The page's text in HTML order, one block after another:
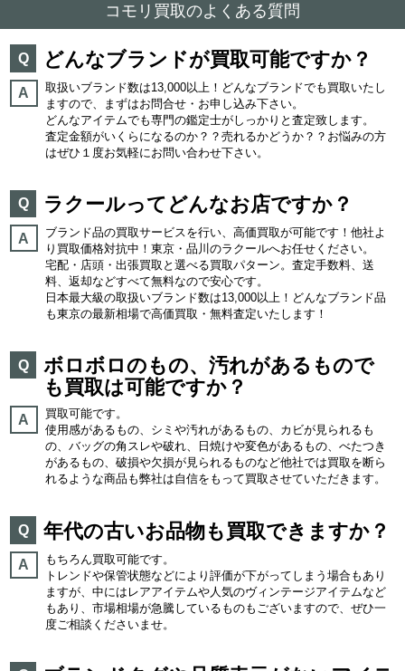
コモリ買取のよくある質問
Q どんなブランドが買取可能ですか？
A
取扱いブランド数は13,000以上！どんなブランドでも買取いたし
ますので、まずはお問合せ・お申し込み下さい。
どんなアイテムでも専門の鑑定士がしっかりと査定致します。
査定金額がいくらになるのか？？売れるかどうか？？お悩みの方
はぜひ１度お気軽にお問い合わせ下さい。
Q ラクールってどんなお店ですか？
A
ブランド品の買取サービスを行い、高価買取が可能です！他社よ
り買取価格対抗中！東京・品川のラクールへお任せください。
宅配・店頭・出張買取と選べる買取パターン。査定手数料、送
料、返却などすべて無料なので安心です。
日本最大級の取扱いブランド数は13,000以上！どんなブランド品
も東京の最新相場で高価買取・無料査定いたします！
Q
ボロボロのもの、汚れがあるもので
も買取は可能ですか？
A
買取可能です。
使用感があるもの、シミや汚れがあるもの、カビが見られるも
の、バッグの角スレや破れ、日焼けや変色があるもの、べたつき
があるもの、破損や欠損が見られるものなど他社では買取を断ら
れるような商品も弊社は自信をもって買取させていただきます。
Q 年代の古いお品物も買取できますか？
A
もちろん買取可能です。
トレンドや保管状態などにより評価が下がってしまう場合もあり
ますが、中にはレアアイテムや人気のヴィンテージアイテムなど
もあり、市場相場が急騰しているものもございますので、ぜひ一
度ご相談くださいませ。